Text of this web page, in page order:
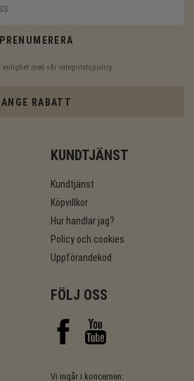
PRENUMERERA
med vår integritetspolicy
ANGE RABATT
KUNDTJÄNST
Kundtjänst
Köpvillkor
Hur handlar jag?
Policy och cookies
Uppförandekod
FÖLJ OSS
Vi ingår i koncernen: